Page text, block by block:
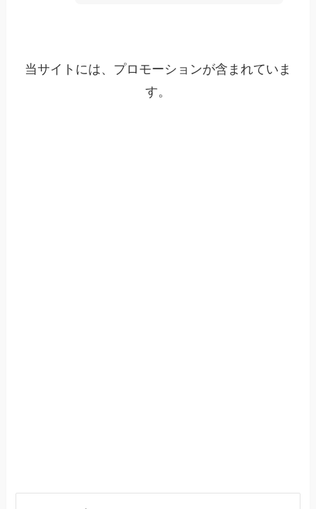
当サイトには、プロモーションが含まれていま
す。